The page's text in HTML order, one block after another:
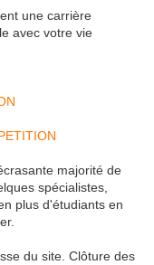
une carrière
avec votre vie
majorité de
spécialistes,
plus d'étudiants en
du site. Clôture des